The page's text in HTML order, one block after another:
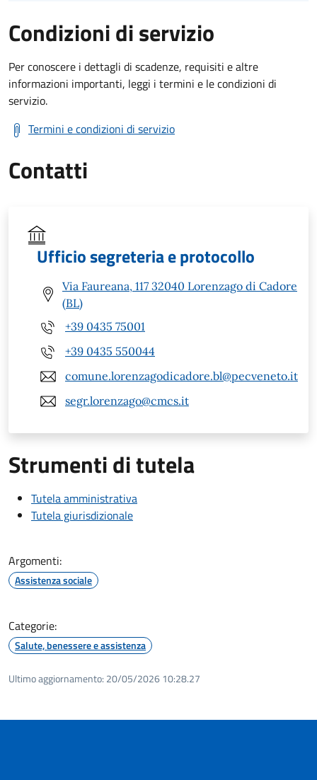
Condizioni di servizio
Per conoscere i dettagli di scadenze, requisiti e altre
informazioni importanti, leggi i termini e le condizioni di
servizio.
Termini e condizioni di servizio
Contatti
Ufficio segreteria e protocollo
Via Faureana, 117 32040 Lorenzago di Cadore
(BL)
+39 0435 75001
+39 0435 550044
comune.lorenzagodicadore.bl@pecveneto.it
segr.lorenzago@cmcs.it
Strumenti di tutela
Tutela amministrativa
Tutela giurisdizionale
Argomenti:
Assistenza sociale
Categorie:
Salute, benessere e assistenza
Ultimo aggiornamento: 20/05/2026 10:28.27